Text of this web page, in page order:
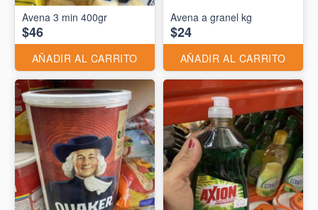
Avena 3 min 400gr
$46
AÑADIR AL CARRITO
Avena a granel kg
$24
AÑADIR AL CARRITO